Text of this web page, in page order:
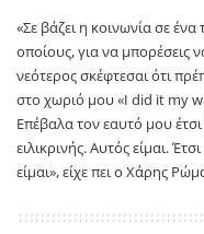
«Σε βάζει η κοινωνία σε
οποίους, για να μπορέσεις
νεότερος σκέφτεσαι ότι
στο χωριό μου «I did it my
Επέβαλα τον εαυτό μου έτσι
ειλικρινής. Αυτός είμαι.
είμαι», είχε πει ο Χάρης